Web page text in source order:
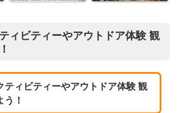
ィビティーやアウトドア体験 観
ティビティーやアウトドア体験 観
！